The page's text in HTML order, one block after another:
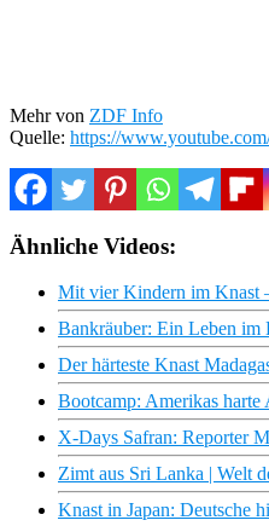
Mehr von ZDF Info
Quelle: https://
Ähnliche Videos:
Mit vier Kindern im Knast
Bankräuber: Ein Leben
Der härteste Knast
Bootcamp: Amerikas
X-Days Safran: Reporter
Zimt aus Sri Lanka | Welt
Knast in Japan: Deutsche